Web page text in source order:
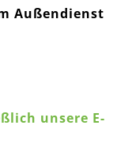
Außendienst
unsere E-